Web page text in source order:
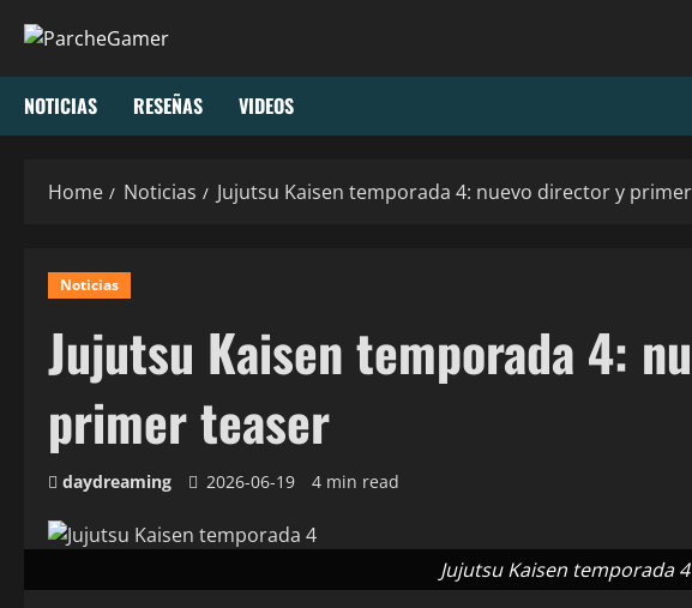
NOTICIAS RESEÑAS VIDEOS
Home Noticias Jujutsu Kaisen temporada 4: nuevo director y
Noticias
Jujutsu Kaisen temporada 4:
primer teaser
daydreaming 2026-06-19 4 min read
Jujutsu Kaisen temporada 4